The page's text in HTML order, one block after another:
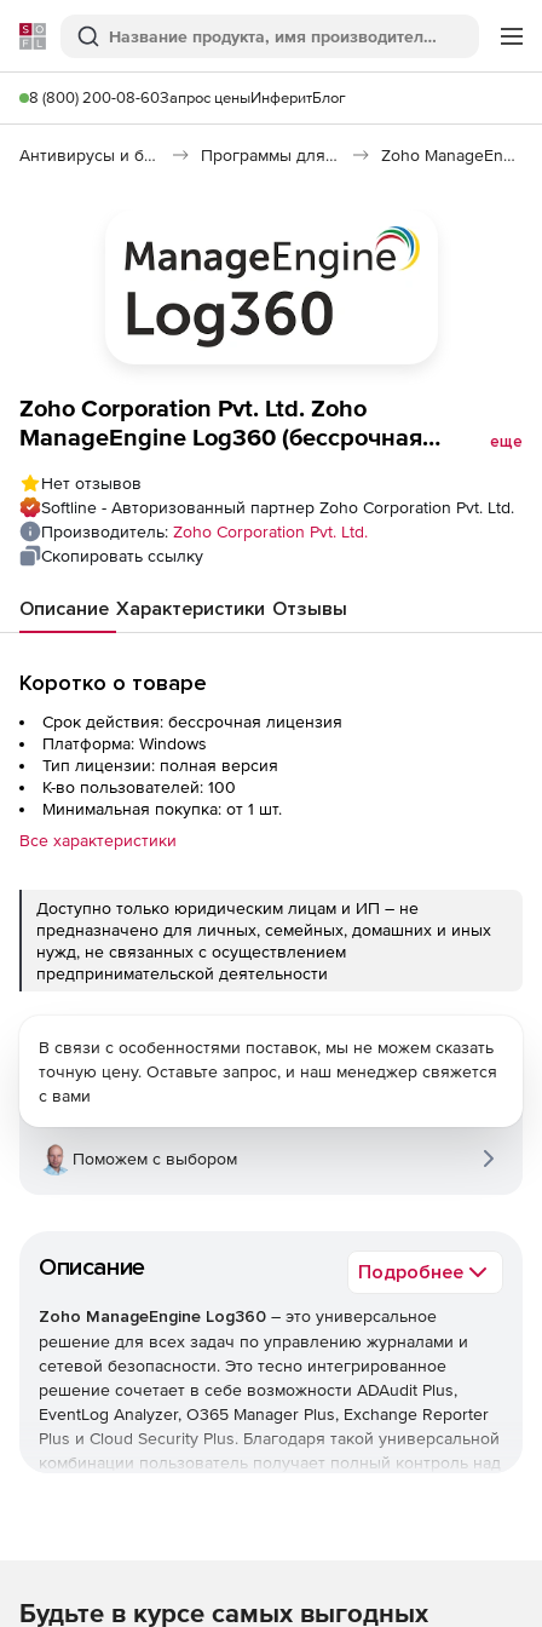
Softline
Поиск
8 (800) 200-08-60Запрос ценыИнферитБлог
Антивирусы и безопасность Программы для защиты информации Zoho ManageEngine Log360
Zoho Corporation Pvt. Ltd. Zoho
ManageEngine Log360 (бессрочная
Single Installation), fee for 100 User and
Entity Behavior Analytics (UEBA)
еще
Нет отзывов
Softline - Авторизованный партнер Zoho Corporation Pvt. Ltd.
Производитель: Zoho Corporation Pvt. Ltd.
Скопировать ссылку
Описание Характеристики Отзывы
Коротко о товаре
Срок действия: бессрочная лицензия
Платформа: Windows
Тип лицензии: полная версия
К-во пользователей: 100
Минимальная покупка: от 1 шт.
Все характеристики
Доступно только юридическим лицам и ИП – не
предназначено для личных, семейных, домашних и иных
нужд, не связанных с осуществлением
предпринимательской деятельности
Описание Подробнее
Zoho ManageEngine Log360 – это универсальное
решение для всех задач по управлению журналами и
сетевой безопасности. Это тесно интегрированное
решение сочетает в себе возможности ADAudit Plus,
EventLog Analyzer, O365 Manager Plus, Exchange Reporter
Plus и Cloud Security Plus. Благодаря такой универсальной
комбинации пользователь получает полный контроль над
В связи с особенностями поставок, мы не можем сказать
точную цену. Оставьте запрос, и наш менеджер свяжется
с вами
Поможем с выбором
Будьте в курсе самых выгодных